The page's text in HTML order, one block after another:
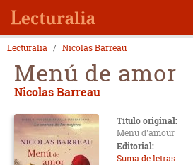
Lecturalia Nicolas Barreau
Menú de amor
Nicolas Barreau
Título original:
Menu d'amour
Editorial:
Suma de letras